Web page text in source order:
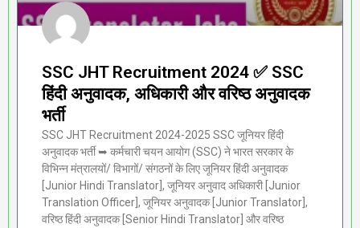
SSC JHT Recruitment 2024 ✅ SSC
हिंदी अनुवादक, अधिकारी और वरिष्ठ अनुवादक
भर्ती
SSC JHT Recruitment 2024-2025 SSC जूनियर हिंदी
अनुवादक भर्ती ➥ कर्मचारी चयन आयोग (SSC) ने भारत सरकार के
विभिन्न मंत्रालयों/ विभागों/ संगठनों के लिए जूनियर हिंदी अनुवादक
[Junior Hindi Translator], जूनियर अनुवाद अधिकारी [Junior
Translation Officer], जूनियर अनुवादक [Junior Translator],
वरिष्ठ हिंदी अनुवादक [Senior Hindi Translator] और वरिष्ठ